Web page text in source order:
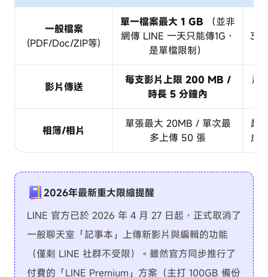
一般檔案
(PDF/Doc/ZIP等)
單一檔案最大 1 GB （並非
網傳 LINE 一天只能傳1G，
是單檔限制）
影片傳送
每支影片上限 200 MB /
時長 5 分鐘內
超
相簿/相片
單張最大 20MB / 單次最
多上傳 50 張
超
成
2026年最新重大限縮提醒
LINE 官方已於 2026 年 4 月 27 日起，正式取消了
一般聊天室「記事本」上傳新影片與編輯的功能
（僅剩 LINE 社群不受限）。雖然官方同步推行了
付費的「LINE Premium」方案（主打 100GB 備份